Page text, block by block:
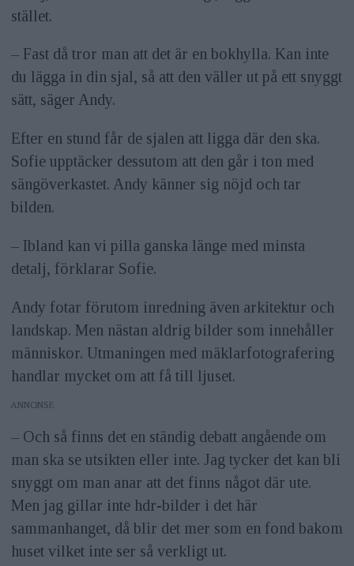
stället.
– Fast då tror man att det är en bokhylla. Kan inte
du lägga in din sjal, så att den väller ut på ett snyggt
sätt, säger Andy.
Efter en stund får de sjalen att ligga där den ska.
Sofie upptäcker dessutom att den går i ton med
sängöverkastet. Andy känner sig nöjd och tar
bilden.
– Ibland kan vi pilla ganska länge med minsta
detalj, förklarar Sofie.
Andy fotar förutom inredning även arkitektur och
landskap. Men nästan aldrig bilder som innehåller
människor. Utmaningen med mäklarfotografering
handlar mycket om att få till ljuset.
ANNONS
– Och så finns det en ständig debatt angående om
man ska se utsikten eller inte. Jag tycker det kan bli
snyggt om man anar att det finns något där ute.
Men jag gillar inte hdr-bilder i det här
sammanhanget, då blir det mer som en fond bakom
huset vilket inte ser så verkligt ut.